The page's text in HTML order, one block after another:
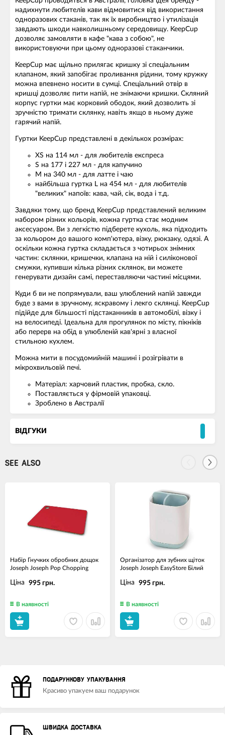
надихнути любителів кави відмовитися від використання
одноразових стаканів, так як їх виробництво і утилізація
завдають шкоди навколишньому середовищу. KeepCup
дозволяє замовляти в кафе "кава з собою", не
використовуючи при цьому одноразові стаканчики.
KeepCup має щільно прилягає кришку зі спеціальним
клапаном, який запобігає проливання рідини, тому кружку
можна впевнено носити в сумці. Спеціальний отвір в
кришці дозволяє пити напій, не знімаючи кришки. Скляний
корпус гуртки має корковий ободок, який дозволить зі
зручністю тримати склянку, навіть якщо в ньому дуже
гарячий напій.
Гуртки KeepCup представлені в декількох розмірах:
XS на 114 мл - для любителів експреса
S на 177 і 227 мл - для капучино
М на 340 мл - для латте і чаю
найбільша гуртка L на 454 мл - для любителів
"великих" напоїв: кава, чай, сік, вода і т.д.
Завдяки тому, що бренд KeepCup представлений великим
набором різних кольорів, кожна гуртка стає модним
аксесуаром. Ви з легкістю підберете кухоль, яка підходить
за кольором до вашого комп'ютера, візку, рюкзаку, одязі. А
оскільки кожна гуртка складається з чотирьох знімних
частин: склянки, кришечки, клапана на ній і силіконової
смужки, купивши кілька різних склянок, ви можете
генерувати дизайн самі, переставляючи частині місцями.
Куди б ви не попрямували, ваш улюблений напій завжди
буде з вами в зручному, яскравому і лекго склянці. KeepCup
підійде для більшості підстаканників в автомобілі, візку і
на велосипеді. Ідеальна для прогулянок по місту, пікніків
або перерв на обід в улюбленій кав'ярні з власної
стильною кухлем.
Можна мити в посудомийній машині і розігрівати в
мікрохвильовій печі.
Матеріал: харчовий пластик, пробка, скло.
Поставляється у фірмовій упаковці.
Зроблено в Австралії
ВІДГУКИ
SEE ALSO
Набір Гнучких обробних дощок
Joseph Joseph Pop Chopping
Ціна 995 грн.
В наявності
Організатор для зубних щіток
Joseph Joseph EasyStore Білий
Ціна 995 грн.
В наявності
ПОДАРУНКОВУ УПАКУВАННЯ
Красиво упакуем ваш подарунок
ШВИДКА ДОСТАВКА